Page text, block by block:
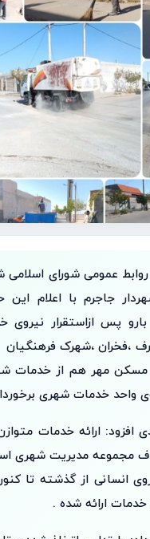
عمومی شورای اسلامی
جاجرم با اعلام این
پس ازاستقرار نیروی
،فخران ،شهرک فرهنگیان
مسکن مهر هم از خدمات
واحد خدمات شهری
افزود: ارائه خدمات
مجموعه مدیریت شهری
انسانی از گذشته تا
ارائه شده .